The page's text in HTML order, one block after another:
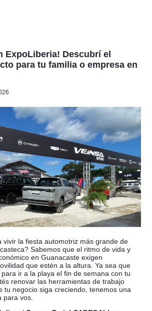
ExpoLiberia! Descubrí el
para tu familia o empresa en
vivir la fiesta automotriz más grande de
Sabemos que el ritmo de vida y
en Guanacaste exigen
que estén a la altura. Ya sea que
ir a la playa el fin de semana con tu
renovar las herramientas de trabajo
tu negocio siga creciendo, tenemos una
para vos.